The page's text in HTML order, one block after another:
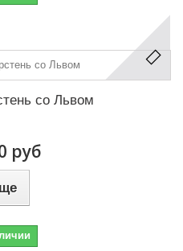
со Львом
руб